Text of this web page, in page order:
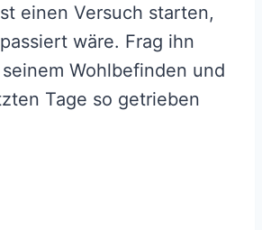
einen Versuch starten,
wäre. Frag ihn
Wohlbefinden und
Tage so getrieben